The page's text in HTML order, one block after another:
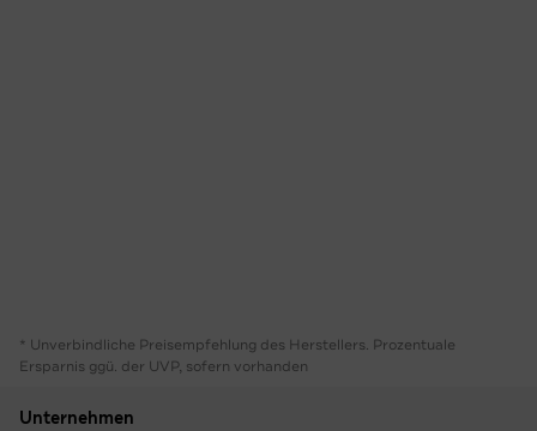
* Unverbindliche Preisempfehlung des Herstellers. Prozentuale
Ersparnis ggü. der UVP, sofern vorhanden
Unternehmen